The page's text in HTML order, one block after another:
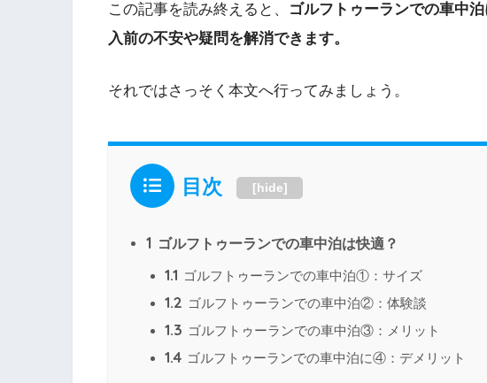
この記事を読み終えると、
ゴルフトゥーランでの車中
入前の不安や疑問を解消できます。
それではさっそく本文へ行ってみましょう。
目次 [hide]
1 ゴルフトゥーランでの車中泊は快適？
1.1 ゴルフトゥーランでの車中泊①：サイズ
1.2 ゴルフトゥーランでの車中泊②：体験談
1.3 ゴルフトゥーランでの車中泊③：メリット
1.4 ゴルフトゥーランでの車中泊に④：デメリット